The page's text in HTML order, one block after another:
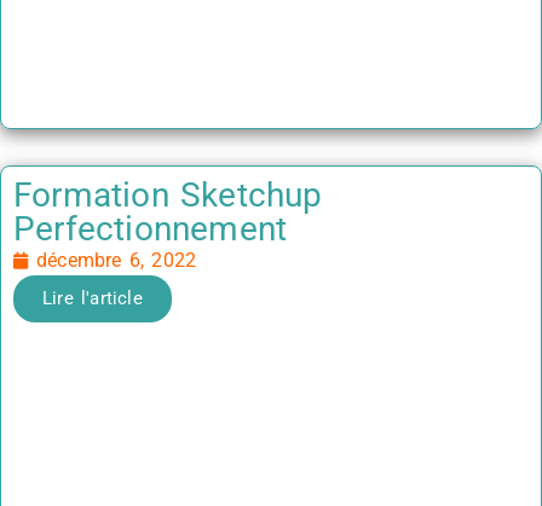
Formation Sketchup
Perfectionnement
décembre 6, 2022
Lire l'article